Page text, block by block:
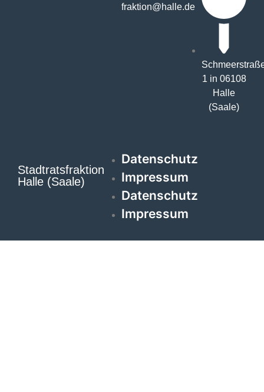
fraktion@halle.de
1 in 06108
Halle
(Saale)
Stadtratsfraktion
Halle (Saale)
Datenschutz
Impressum
Datenschutz
Impressum